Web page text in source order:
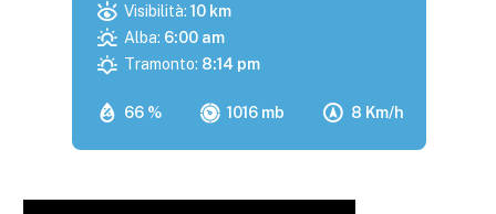
66 % 1016 mb 8 Km/h
Visibilità: 10 km
Alba: 6:00 am
Tramonto: 8:14 pm